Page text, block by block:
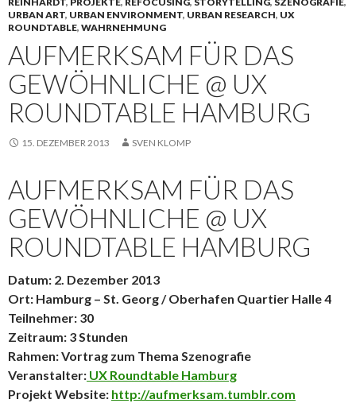
URBAN ART, URBAN ENVIRONMENT, URBAN RESEARCH, UX
ROUNDTABLE, WAHRNEHMUNG
AUFMERKSAM FÜR DAS
GEWÖHNLICHE @ UX
ROUNDTABLE HAMBURG
15. DEZEMBER 2013 SVEN KLOMP
AUFMERKSAM FÜR DAS
GEWÖHNLICHE @ UX
ROUNDTABLE HAMBURG
Datum: 2. Dezember 2013
Ort: Hamburg – St. Georg / Oberhafen Quartier Halle 4
Teilnehmer: 30
Zeitraum: 3 Stunden
Rahmen: Vortrag zum Thema Szenografie
Veranstalter: UX Roundtable Hamburg
Projekt Website: http://aufmerksam.tumblr.com